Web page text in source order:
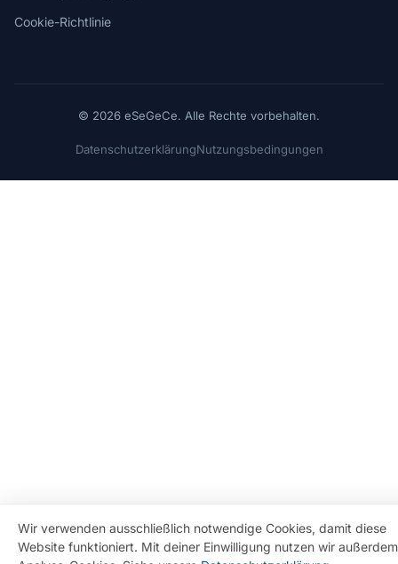
Cookie-Richtlinie
© 2026 eSeGeCe. Alle Rechte vorbehalten.
DatenschutzerklärungNutzungsbedingungen
Wir verwenden ausschließlich notwendige Cookies, damit diese
Website funktioniert. Mit deiner Einwilligung nutzen wir außerdem